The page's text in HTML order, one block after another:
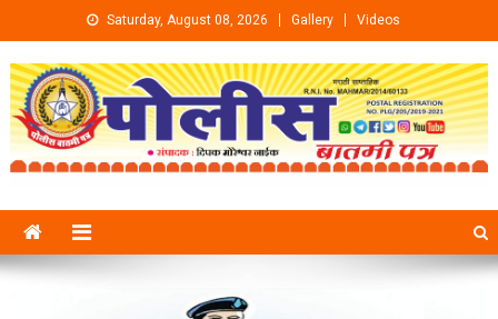
Skip to content Saturday, August 08, 2026 Gallery Videos